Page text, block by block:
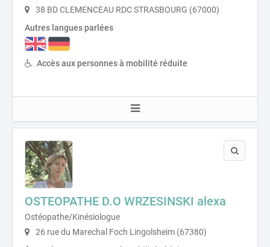
38 BD CLEMENCEAU RDC STRASBOURG (67000)
Autres langues parlées
Accès aux personnes à mobilité réduite
OSTEOPATHE D.O WRZESINSKI alexa
Ostéopathe/Kinésiologue
26 rue du Marechal Foch Lingolsheim (67380)